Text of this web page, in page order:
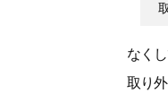
なく
取り